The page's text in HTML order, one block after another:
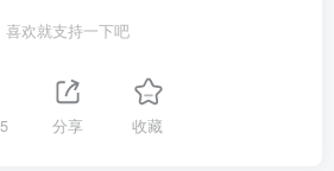
喜欢就支持一下吧
5 分享 收藏